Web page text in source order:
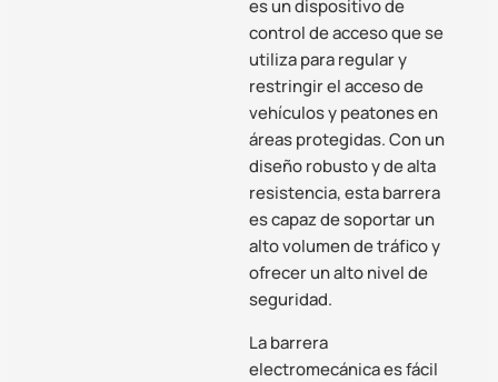
es un dispositivo de
control de acceso que se
utiliza para regular y
restringir el acceso de
vehículos y peatones en
áreas protegidas. Con un
diseño robusto y de alta
resistencia, esta barrera
es capaz de soportar un
alto volumen de tráfico y
ofrecer un alto nivel de
seguridad.
La barrera
electromecánica es fácil